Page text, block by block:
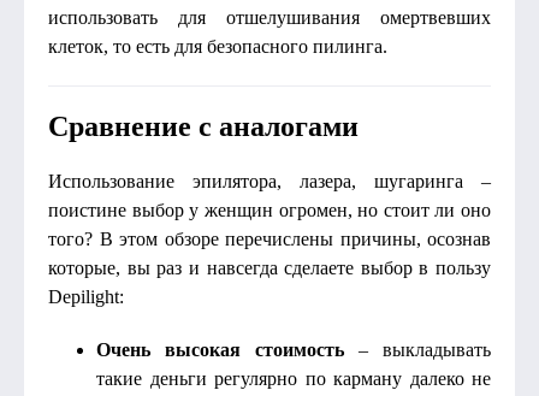
использовать для отшелушивания омертвевших
клеток, то есть для безопасного пилинга.
Сравнение с аналогами
Использование эпилятора, лазера, шугаринга –
поистине выбор у женщин огромен, но стоит ли оно
того? В этом обзоре перечислены причины, осознав
которые, вы раз и навсегда сделаете выбор в пользу
Depilight:
Очень высокая стоимость – выкладывать
такие деньги регулярно по карману далеко не